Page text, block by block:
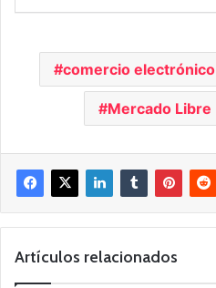
comercio electrónico
Mercado Libre
Artículos relacionados